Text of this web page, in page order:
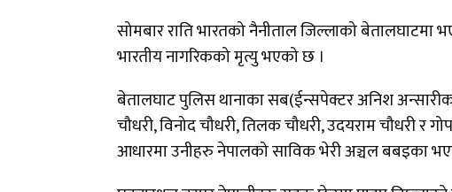
सोमबार राति भारतको नैनीताल जिल्लाको बेतालघाटमा
भारतीय नागरिकको मृत्यु भएको छ ।
बेतालघाट पुलिस थानाका सब(ईन्सपेक्टर अनिश
चौधरी, विनोद चौधरी, तिलक चौधरी, उदयराम चौधरी
आधारमा उनीहरु नेपालको साविक भेरी अञ्चल बबइका